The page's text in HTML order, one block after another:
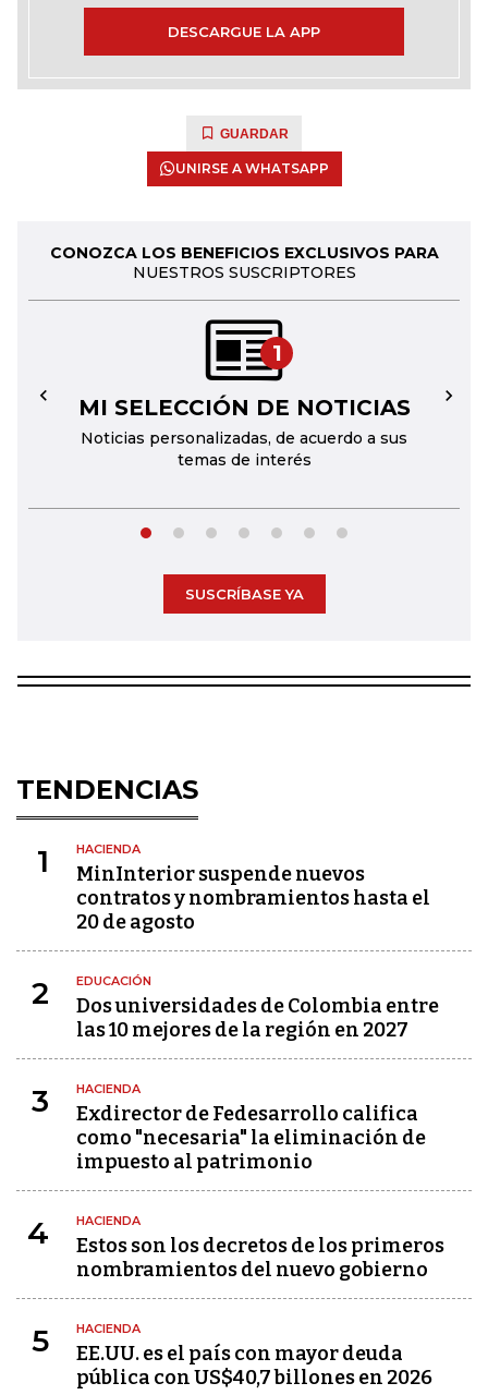
DESCARGUE LA APP
GUARDAR
UNIRSE A WHATSAPP
CONOZCA LOS BENEFICIOS EXCLUSIVOS PARA
NUESTROS SUSCRIPTORES
1
MI SELECCIÓN DE NOTICIAS
Noticias personalizadas, de acuerdo a sus
temas de interés
← →
SUSCRÍBASE YA
TENDENCIAS
1 HACIENDA
MinInterior suspende nuevos
contratos y nombramientos hasta el
20 de agosto
2 EDUCACIÓN
Dos universidades de Colombia entre
las 10 mejores de la región en 2027
3 HACIENDA
Exdirector de Fedesarrollo califica
como "necesaria" la eliminación de
impuesto al patrimonio
4 HACIENDA
Estos son los decretos de los primeros
nombramientos del nuevo gobierno
5 HACIENDA
EE.UU. es el país con mayor deuda
pública con US$40,7 billones en 2026